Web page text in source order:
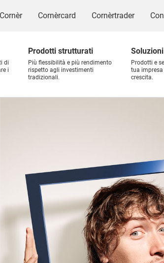
Cornèrcard Cornèrtrader
di
i
Prodotti strutturati
Più flessibilità e più rendimento
rispetto agli investimenti
tradizionali.
Prodotti e
tua impresa
crescita.